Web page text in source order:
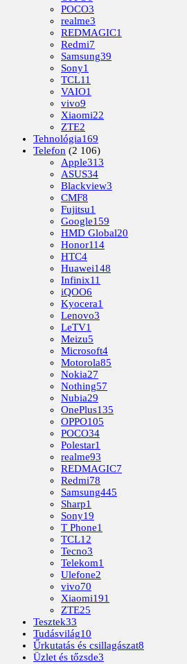
POCO3
realme3
REDMAGIC1
Redmi7
Samsung39
Sony1
TCL11
VAIO1
vivo9
Xiaomi22
ZTE2
Tehnológia169
Telefon (2 106)
Apple313
ASUS34
Blackview3
CMF8
Fujitsu1
Google159
HMD Global20
Honor114
HTC4
Huawei148
Infinix11
iQOO6
Kyocera1
Lenovo3
LeTV1
Meizu5
Microsoft4
Motorola85
Nokia27
Nothing57
Nubia29
OnePlus135
OPPO105
POCO34
Polestar1
realme93
REDMAGIC7
Redmi78
Samsung445
Sharp1
Sony19
T Phone1
TCL12
Tecno3
Telekom1
Ulefone2
vivo70
Xiaomi191
ZTE25
Tesztek33
Tudásvilág10
Űrkutatás és csillagászat8
Üzlet és tőzsde3